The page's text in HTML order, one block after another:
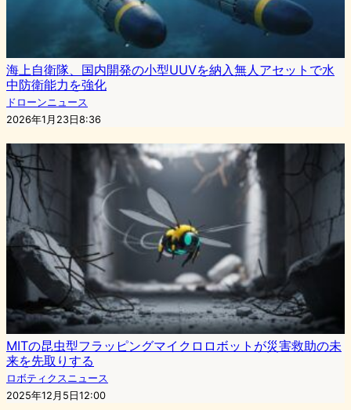
海上自衛隊、国内開発の小型UUVを納入無人アセットで水
中防衛能力を強化
ドローンニュース
2026年1月23日8:36
MITの昆虫型フラッピングマイクロロボットが災害救助の未
来を先取りする
ロボティクスニュース
2025年12月5日12:00